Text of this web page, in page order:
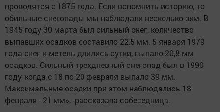
проводятся с 1875 года. Если вспомнить историю, то
обильные снегопады мы наблюдали несколько зим. В
1945 году 30 марта был сильный снег, количество
выпавших осадков составило 22,5 мм. 5 января 1979
года снег и метель длились сутки, выпало 20,8 мм
осадков. Сильный трехдневный снегопад был в 1990
году, когда с 18 по 20 февраля выпало 39 мм.
Максимальные осадки при этом наблюдались 18
февраля - 21 мм», -рассказала собеседница.